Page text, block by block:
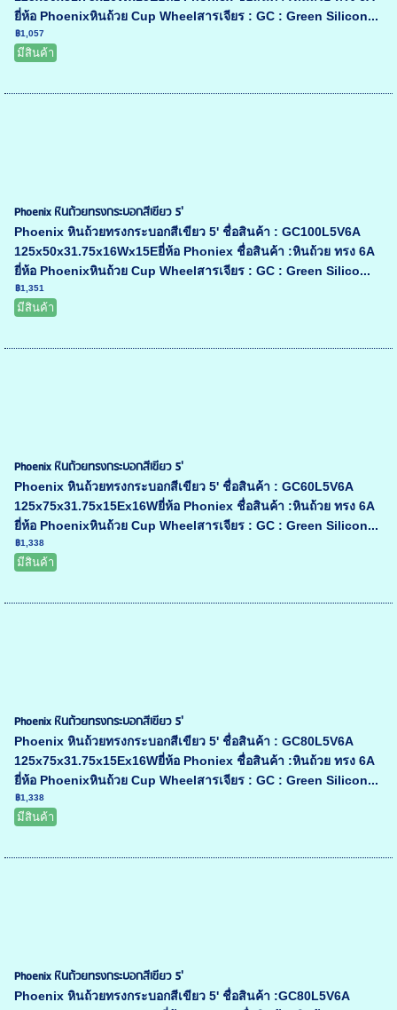
ยี่ห้อ Phoenixหินถ้วย Cup Wheelสารเจียร : GC : Green Silicon...
฿1,057
มีสินค้า
Phoenix หินถ้วยทรงกระบอกสีเขียว 5'
Phoenix หินถ้วยทรงกระบอกสีเขียว 5' ชื่อสินค้า : GC100L5V6A
125x50x31.75x16Wx15Eยี่ห้อ Phoniex ชื่อสินค้า :หินถ้วย ทรง 6A
ยี่ห้อ Phoenixหินถ้วย Cup Wheelสารเจียร : GC : Green Silico...
฿1,351
มีสินค้า
Phoenix หินถ้วยทรงกระบอกสีเขียว 5'
Phoenix หินถ้วยทรงกระบอกสีเขียว 5' ชื่อสินค้า : GC60L5V6A
125x75x31.75x15Ex16Wยี่ห้อ Phoniex ชื่อสินค้า :หินถ้วย ทรง 6A
ยี่ห้อ Phoenixหินถ้วย Cup Wheelสารเจียร : GC : Green Silicon...
฿1,338
มีสินค้า
Phoenix หินถ้วยทรงกระบอกสีเขียว 5'
Phoenix หินถ้วยทรงกระบอกสีเขียว 5' ชื่อสินค้า : GC80L5V6A
125x75x31.75x15Ex16Wยี่ห้อ Phoniex ชื่อสินค้า :หินถ้วย ทรง 6A
ยี่ห้อ Phoenixหินถ้วย Cup Wheelสารเจียร : GC : Green Silicon...
฿1,338
มีสินค้า
Phoenix หินถ้วยทรงกระบอกสีเขียว 5'
Phoenix หินถ้วยทรงกระบอกสีเขียว 5' ชื่อสินค้า :GC80L5V6A